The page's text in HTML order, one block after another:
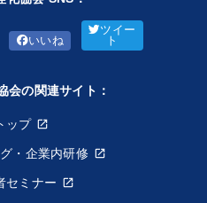
いいね
ツイー
ト
会の関連サイト：
ップ
・企業内研修
セミナー